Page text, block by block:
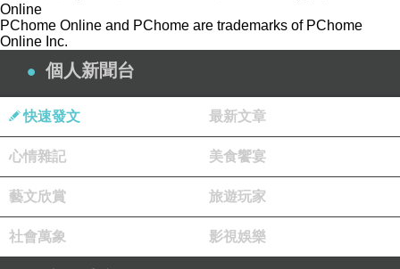
政治文化中，運用（或說玩弄）憲改口號最極盡
能事，最爐火純青的一人而已。
改口號」稍加約制的，不是號稱憲法守護者的大
法官，也不是什麼主權者或頭家，而是不需要參
b. 現狀有什麼問題？改成什麼樣子？
Online
PChome Online and PChome are trademarks of PChome
Online Inc.
個人新聞台
快速發文 最新文章
心情雜記 美食饗宴
藝文欣賞 旅遊玩家
社會萬象 影視娛樂